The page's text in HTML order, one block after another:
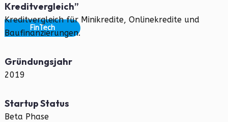
FinTech
Kreditvergleich”
Kreditvergleich für Minikredite, Onlinekredite und
Baufinanzierungen.
Gründungsjahr
2019
Startup Status
Beta Phase